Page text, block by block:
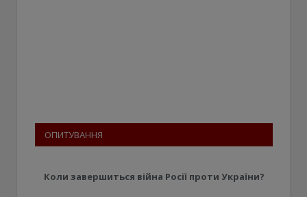
ОПИТУВАННЯ
Коли завершиться війна Росії проти України?